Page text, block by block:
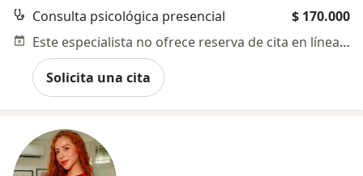
Consulta psicológica presencial
$ 170.000
Este especialista no ofrece reserva de cita en línea en esta dirección.
Solicita una cita